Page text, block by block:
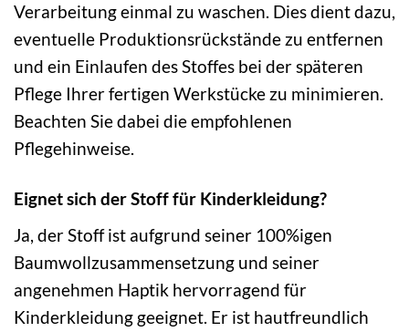
Verarbeitung einmal zu waschen. Dies dient dazu,
eventuelle Produktionsrückstände zu entfernen
und ein Einlaufen des Stoffes bei der späteren
Pflege Ihrer fertigen Werkstücke zu minimieren.
Beachten Sie dabei die empfohlenen
Pflegehinweise.
Eignet sich der Stoff für Kinderkleidung?
Ja, der Stoff ist aufgrund seiner 100%igen
Baumwollzusammensetzung und seiner
angenehmen Haptik hervorragend für
Kinderkleidung geeignet. Er ist hautfreundlich